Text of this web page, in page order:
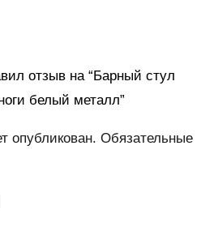
отзыв на “Барный стул
белый металл”
опубликован. Обязательные